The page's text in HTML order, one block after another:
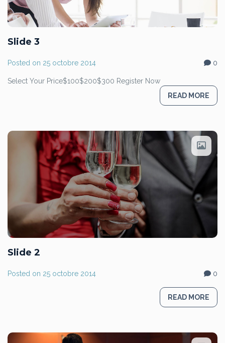
Slide 3
Posted on 25 octobre 2014 0
Select Your Price$100$200$300 Register Now
READ MORE
Slide 2
Posted on 25 octobre 2014 0
READ MORE